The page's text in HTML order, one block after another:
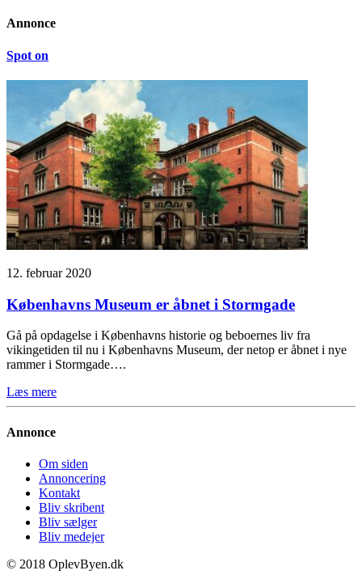
Annonce
Spot on
12. februar 2020
Københavns Museum er åbnet i Stormgade
Gå på opdagelse i Københavns historie og beboernes liv fra
vikingetiden til nu i Københavns Museum, der netop er åbnet i nye
rammer i Stormgade….
Læs mere
Annonce
Om siden
Annoncering
Kontakt
Bliv skribent
Bliv sælger
Bliv medejer
© 2018 OplevByen.dk